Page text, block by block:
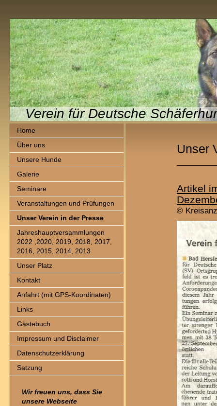
Verein für Deutsche
Home
Über uns
Unsere Hunde
Galerie
Seminare
Veranstaltungen und Prüfungen
Unser Verein in der Presse
Jahreshauptversammlungen
2022 ,2020, 2019, 2018, 2017,
2016, 2015, 2014, 2013
Unser Platz
Kontakt
Anfahrt (mit GPS-Koordinaten)
Links
Gästebuch
Impressum und Disclaimer
Datenschutzerklärung
Satzung
Wir freuen uns, dass Sie
unsere Webseite
Unser
Artikel
©